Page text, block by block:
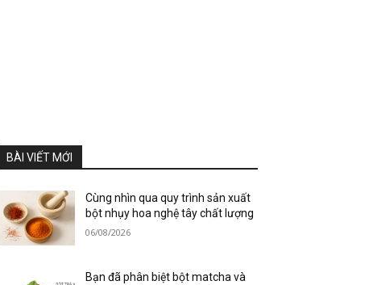
BÀI VIẾT MỚI
Cùng nhìn qua quy trình sản xuất
bột nhụy hoa nghệ tây chất lượng
06/08/2026
Bạn đã phân biệt bột matcha và